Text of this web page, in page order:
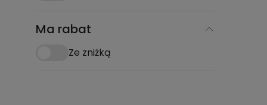
Ma rabat
Ze zniżką